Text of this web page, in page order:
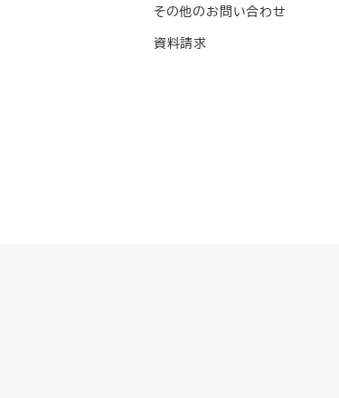
その他のお問い合わせ
資料請求